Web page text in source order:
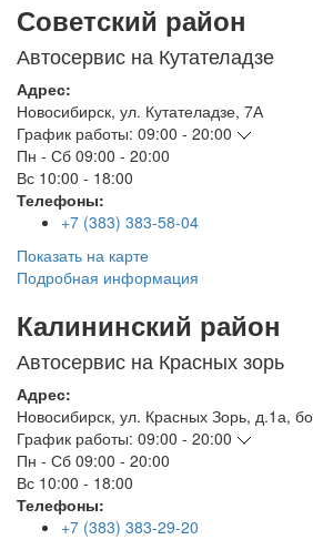
Советский район
Автосервис на Кутателадзе
Адрес:
Новосибирск, ул. Кутателадзе, 7А
График работы: 09:00 - 20:00
Пн - Сб 09:00 - 20:00
Вс 10:00 - 18:00
Телефоны:
+7 (383) 383-58-04
Показать на карте
Подробная информация
Калининский район
Автосервис на Красных зорь
Адрес:
Новосибирск, ул. Красных Зорь, д.1а,
График работы: 09:00 - 20:00
Пн - Сб 09:00 - 20:00
Вс 10:00 - 18:00
Телефоны:
+7 (383) 383-29-20